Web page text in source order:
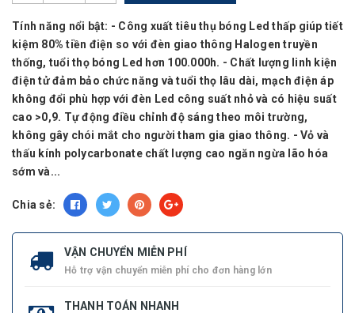
Tính năng nổi bật: - Công xuất tiêu thụ bóng Led thấp giúp tiết
kiệm 80% tiền điện so với đèn giao thông Halogen truyền
thống, tuổi thọ bóng Led hơn 100.000h. - Chất lượng linh kiện
điện tử đảm bảo chức năng và tuổi thọ lâu dài, mạch điện áp
không đổi phù hợp với đèn Led công suất nhỏ và có hiệu suất
cao >0,9. Tự động điều chỉnh độ sáng theo môi trường,
không gây chói mắt cho người tham gia giao thông. - Vỏ và
thấu kính polycarbonate chất lượng cao ngăn ngừa lão hóa
sớm và...
Chia sẻ:
VẬN CHUYỂN MIỄN PHÍ
Hỗ trợ vận chuyển miễn phí cho đơn hàng lớn
THANH TOÁN NHANH